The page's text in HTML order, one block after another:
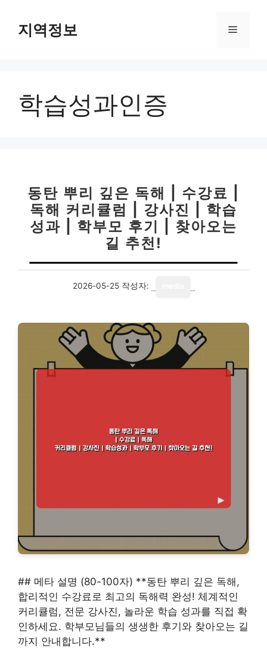
지역정보 메
학습성과인증
동탄 뿌리 깊은 독해 | 수강료 |
독해 커리큘럼 | 강사진 | 학습
성과 | 학부모 후기 | 찾아오는
길 추천!
2026-05-25 작성자:
## 메타 설명 (80-100자) **동탄 뿌리 깊은 독해,
합리적인 수강료로 최고의 독해력 완성! 체계적인
커리큘럼, 전문 강사진, 놀라운 학습 성과를 직접 확
인하세요. 학부모님들의 생생한 후기와 찾아오는 길
까지 안내합니다.**